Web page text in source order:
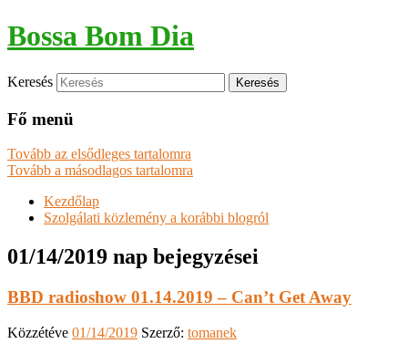
Bossa Bom Dia
Keresés
Fő menü
Tovább az elsődleges tartalomra
Tovább a másodlagos tartalomra
Kezdőlap
Szolgálati közlemény a korábbi blogról
01/14/2019 nap bejegyzései
BBD radioshow 01.14.2019 – Can’t Get Away
Közzétéve 01/14/2019 Szerző: tomanek